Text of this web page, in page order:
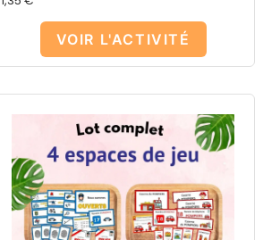
VOIR L'ACTIVITÉ